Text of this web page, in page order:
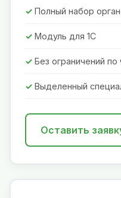
Полный набор
Модуль для 1С
Без ограничений
Выделенный
Оставить